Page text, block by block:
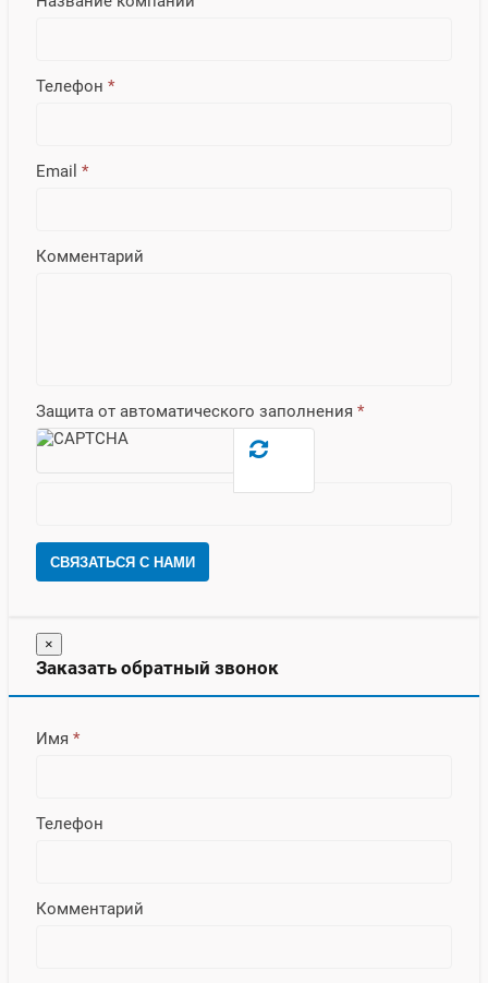
Телефон *
Email *
Комментарий
Защита от автоматического заполнения *
СВЯЗАТЬСЯ С НАМИ
×
Заказать обратный звонок
Имя *
Телефон
Комментарий